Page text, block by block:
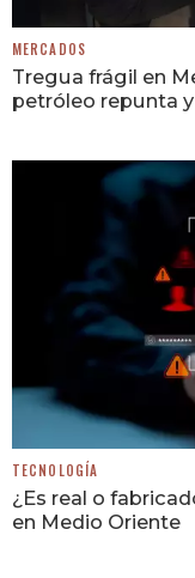
MERCADOS
Tregua frágil en
petróleo repunta
TECNOLOGÍA
¿Es real o
en Medio Oriente